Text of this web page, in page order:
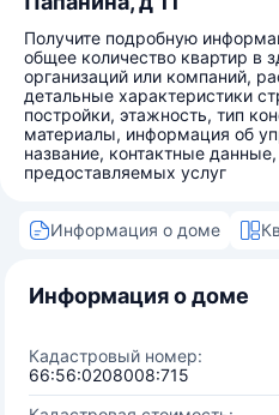
Получите подробную
общее количество квартир в
организаций или компаний,
детальные характеристики
постройки, этажность, тип
материалы, информация об
название, контактные
предоставляемых услуг
Информация о доме
Информация о доме
Кадастровый номер:
66:56:0208008:715